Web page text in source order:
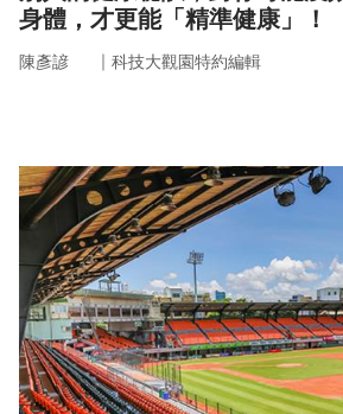
身體，才更能「精準健康」！
陳彥諺 ｜ 科技大觀園特約編輯